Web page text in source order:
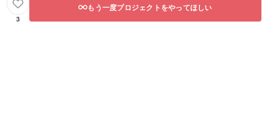
3
もう一度プロジェクトをやってほしい